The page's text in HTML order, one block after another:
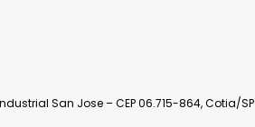
San Jose – CEP 06.715-864, Cotia/SP